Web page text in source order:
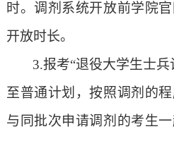
时。调剂系统开放前学 院
开放时长。
3.报考“退役大学生士
至普通计划，按照调剂的
与同批次申请调剂的考生